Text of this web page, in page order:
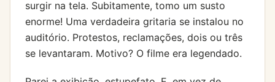
surgir na tela. Subitamente, tomo um susto
enorme! Uma verdadeira gritaria se instalou no
auditório. Protestos, reclamações, dois ou três
se levantaram. Motivo? O filme era legendado.